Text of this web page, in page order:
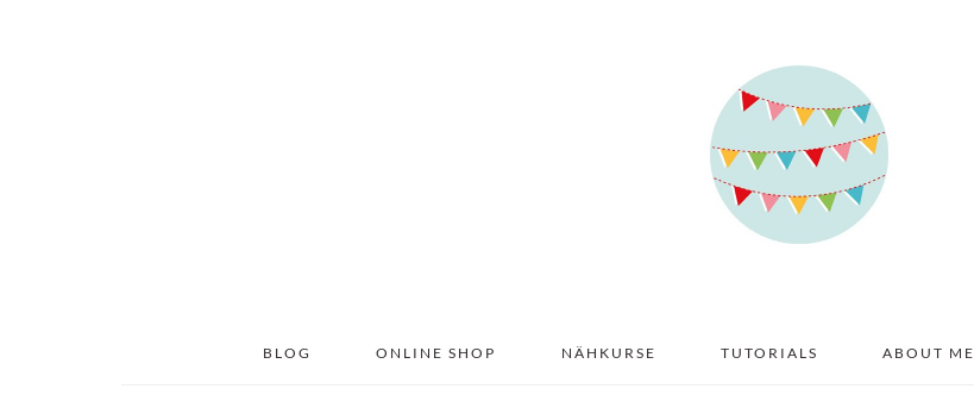
BLOG ONLINE SHOP NÄHKURSE TUTORIALS ABOUT ME